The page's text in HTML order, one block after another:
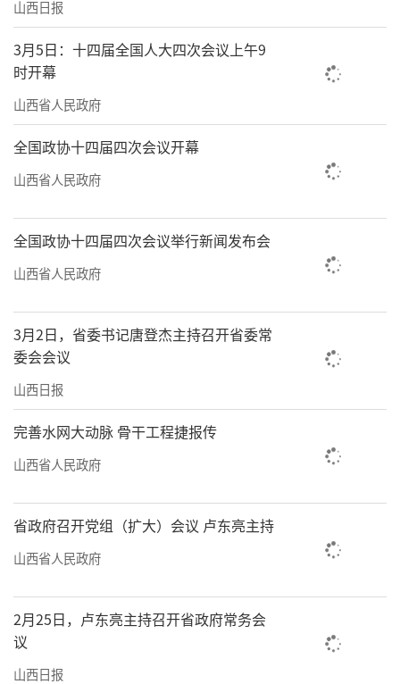
山西日报
3月5日：十四届全国人大四次会议上午9
时开幕
山西省人民政府
全国政协十四届四次会议开幕
山西省人民政府
全国政协十四届四次会议举行新闻发布会
山西省人民政府
3月2日，省委书记唐登杰主持召开省委常
委会会议
山西日报
完善水网大动脉 骨干工程捷报传
山西省人民政府
省政府召开党组（扩大）会议 卢东亮主持
山西省人民政府
2月25日，卢东亮主持召开省政府常务会
议
山西日报